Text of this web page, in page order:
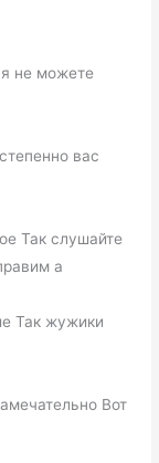
не можете
вас
Так слушайте
а
Так жужики
Вот